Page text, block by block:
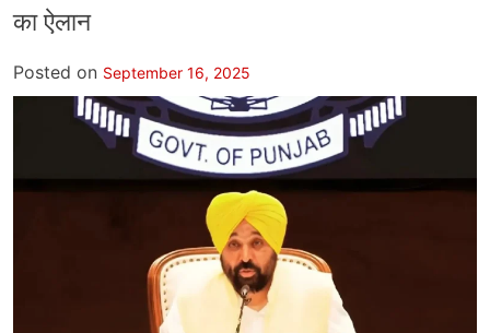
का ऐलान
Posted on September 16, 2025